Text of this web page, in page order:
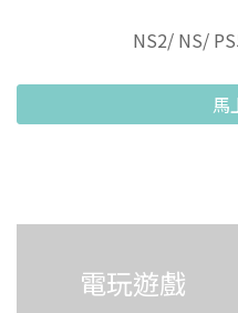
NS2/ NS/
馬
電玩遊戲